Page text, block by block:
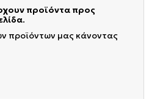
προϊόντα προς
προϊόντων μας κάνοντας